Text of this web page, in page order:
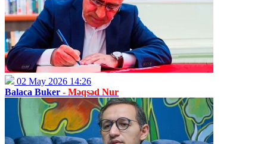
02 May 2026 14:26
Balaca Buker - Məqsəd Nur